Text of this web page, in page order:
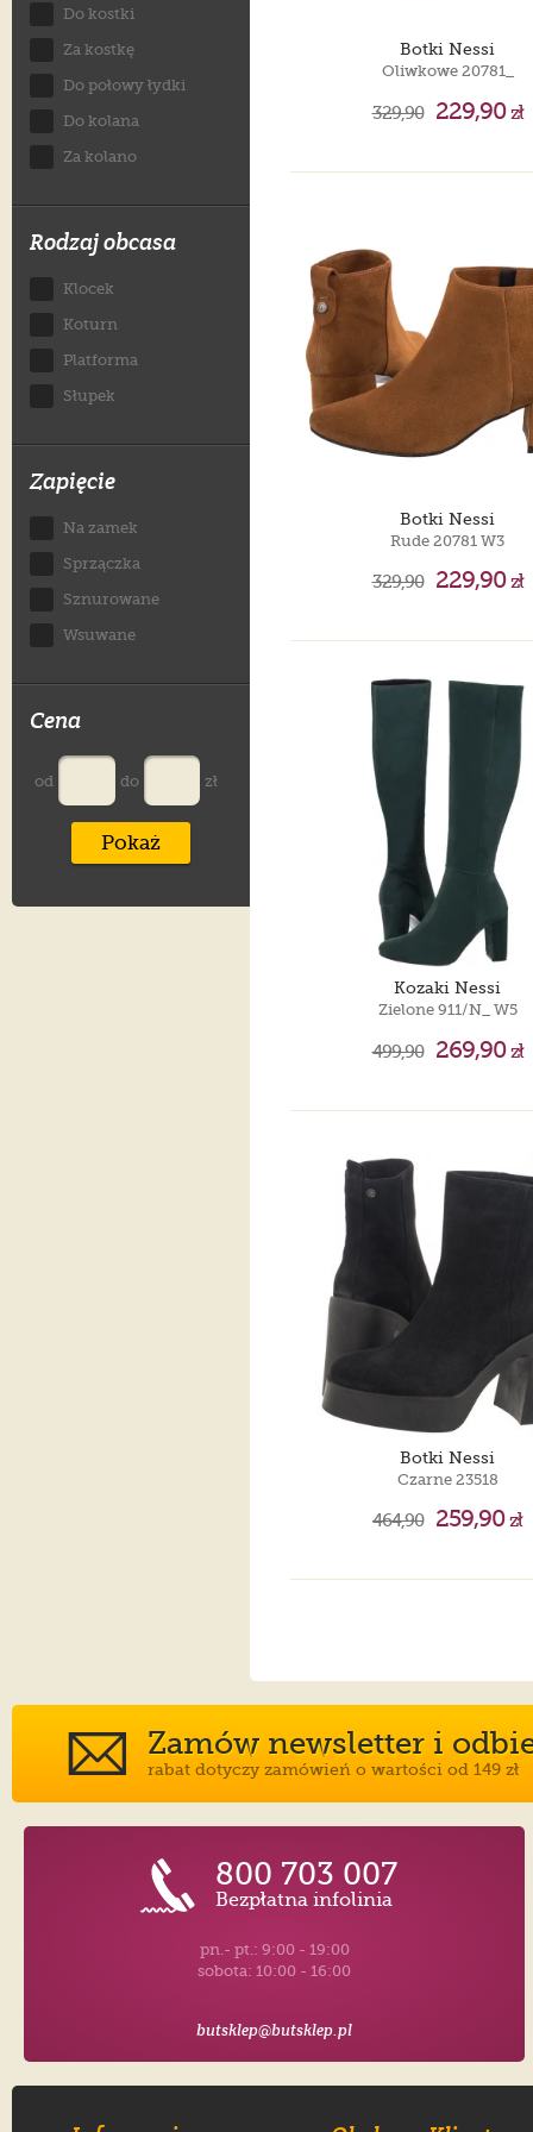
Do kostki
Za kostkę
Do połowy łydki
Do kolana
Za kolano
Rodzaj obcasa
Klocek
Koturn
Platforma
Słupek
Zapięcie
Na zamek
Sprzączka
Sznurowane
Wsuwane
Cena
od do zł
Pokaż
Botki Nessi
Oliwkowe 20781_
329,90 229,90zł
Botki Nessi
Rude 20781 W3
329,90 229,90zł
Kozaki Nessi
Zielone 911/N_ W5
499,90 269,90zł
Botki Nessi
Czarne 23518
464,90 259,90zł
Zamów newsletter i
rabat dotyczy zamówień o wartości od 149 zł
800 703 007
Bezpłatna infolinia
pn.- pt.: 9:00 - 19:00
sobota: 10:00 - 16:00
butsklep@butsklep.pl